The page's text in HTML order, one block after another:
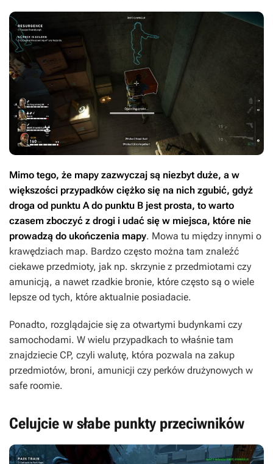
Mimo tego, że mapy zazwyczaj są niezbyt duże, a w
większości przypadków ciężko się na nich zgubić, gdyż
droga od punktu A do punktu B jest prosta, to warto
czasem zboczyć z drogi i udać się w miejsca, które nie
prowadzą do ukończenia mapy. Mowa tu między innymi o
krawędziach map. Bardzo często można tam znaleźć
ciekawe przedmioty, jak np. skrzynie z przedmiotami czy
amunicją, a nawet rzadkie bronie, które często są o wiele
lepsze od tych, które aktualnie posiadacie.
Ponadto, rozglądajcie się za otwartymi budynkami czy
samochodami. W wielu przypadkach to właśnie tam
znajdziecie CP, czyli walutę, która pozwala na zakup
przedmiotów, broni, amunicji czy perków drużynowych w
safe roomie.
Celujcie w słabe punkty przeciwników